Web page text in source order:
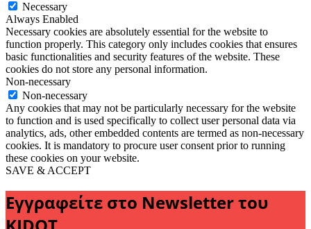
Necessary
Always Enabled
Necessary cookies are absolutely essential for the website to
function properly. This category only includes cookies that ensures
basic functionalities and security features of the website. These
cookies do not store any personal information.
Non-necessary
Non-necessary
Any cookies that may not be particularly necessary for the website
to function and is used specifically to collect user personal data via
analytics, ads, other embedded contents are termed as non-necessary
cookies. It is mandatory to procure user consent prior to running
these cookies on your website.
SAVE & ACCEPT
Εγγραφείτε στο Newsletter του